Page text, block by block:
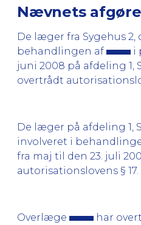
Nævnets
De læger fra Sygehus 2,
behandlingen af
i
juni 2008 på afdeling 1,
overtrådt
De læger på afdeling 1,
involveret i
fra maj til den 23. juli
autorisationslovens § 17.
Overlæge
har